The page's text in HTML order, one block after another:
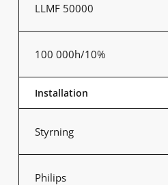
LLMF 50000
100 000h/10%
Installation
Styrning
Philips